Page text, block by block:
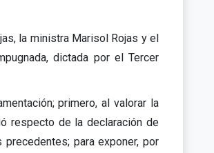
la ministra Marisol Rojas y el
dictada por el Tercer
primero, al valorar la
respecto de la declaración de
para exponer, por